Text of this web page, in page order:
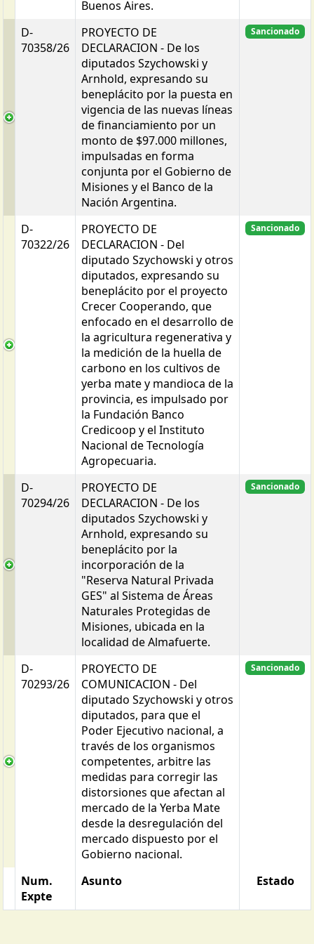
Buenos Aires.
D-
70358/26
PROYECTO DE
DECLARACION - De los
diputados Szychowski y
Arnhold, expresando su
beneplácito por la puesta en
vigencia de las nuevas líneas
de financiamiento por un
monto de $97.000 millones,
impulsadas en forma
conjunta por el Gobierno de
Misiones y el Banco de la
Nación Argentina.
Sancionado
D-
70322/26
PROYECTO DE
DECLARACION - Del
diputado Szychowski y otros
diputados, expresando su
beneplácito por el proyecto
Crecer Cooperando, que
enfocado en el desarrollo de
la agricultura regenerativa y
la medición de la huella de
carbono en los cultivos de
yerba mate y mandioca de la
provincia, es impulsado por
la Fundación Banco
Credicoop y el Instituto
Nacional de Tecnología
Agropecuaria.
Sancionado
D-
70294/26
PROYECTO DE
DECLARACION - De los
diputados Szychowski y
Arnhold, expresando su
beneplácito por la
incorporación de la
"Reserva Natural Privada
GES" al Sistema de Áreas
Naturales Protegidas de
Misiones, ubicada en la
localidad de Almafuerte.
Sancionado
D-
70293/26
PROYECTO DE
COMUNICACION - Del
diputado Szychowski y otros
diputados, para que el
Poder Ejecutivo nacional, a
través de los organismos
competentes, arbitre las
medidas para corregir las
distorsiones que afectan al
mercado de la Yerba Mate
desde la desregulación del
mercado dispuesto por el
Gobierno nacional.
Sancionado
Num.
Expte
Asunto Estado